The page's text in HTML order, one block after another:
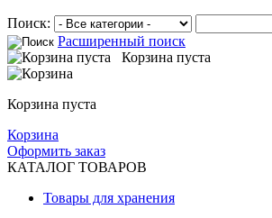
Поиск:
Расширенный поиск
Корзина пуста
Корзина пуста
Корзина
Оформить заказ
КАТАЛОГ ТОВАРОВ
Товары для хранения